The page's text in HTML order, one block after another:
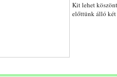
Kit lehet
előttünk álló